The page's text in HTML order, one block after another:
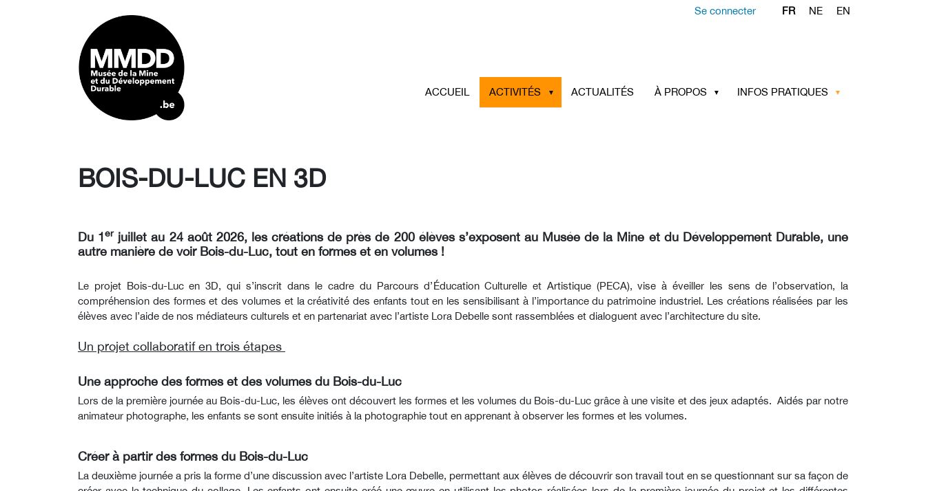
Se connecter FR NE EN
ACCUEIL ACTIVITÉS ACTUALITÉS À PROPOS INFOS PRATIQUES
BOIS-DU-LUC EN 3D
Du 1erjuillet au 24 août 2026, les créations de près de 200 élèves s’exposent au Musée de la Mine et du Développement Durable, une
autre manière de voir Bois-du-Luc, tout en formes et en volumes !
Le projet Bois-du-Luc en 3D, qui s’inscrit dans le cadre du Parcours d’Éducation Culturelle et Artistique (PECA), vise à éveiller les sens de l’observation, la
compréhension des formes et des volumes et la créativité des enfants tout en les sensibilisant à l’importance du patrimoine industriel. Les créations réalisées par les
élèves avec l’aide de nos médiateurs culturels et en partenariat avec l’artiste Lora Debelle sont rassemblées et dialoguent avec l’architecture du site.
Un projet collaboratif en trois étapes
Une approche des formes et des volumes du Bois-du-Luc
Lors de la première journée au Bois-du-Luc, les élèves ont découvert les formes et les volumes du Bois-du-Luc grâce à une visite et des jeux adaptés. Aidés par notre
animateur photographe, les enfants se sont ensuite initiés à la photographie tout en apprenant à observer les formes et les volumes.
Créer à partir des formes du Bois-du-Luc
La deuxième journée a pris la forme d’une discussion avec l’artiste Lora Debelle, permettant aux élèves de découvrir son travail tout en se questionnant sur sa façon de